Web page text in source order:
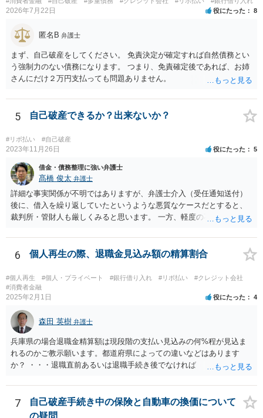
2026年7月22日 役にたった 8
匿名B 弁護士
まず、自己破産をしてください。 免責決定が確定すれば自然債務とい
う強制力のない債務になります。 つまり、免責確定後であれば、お姉
さんにだけ２万円支払っても問題ありません。
5 自己破産できるか？出来ないか？
#リボ払い #自己破産
2023年11月26日 役にたった 5
借金・債務整理に強い弁護士
髙橋 俊太 弁護士
詳細な事実関係が不明ではありますが、弁護士介入（受任通知送付）
後に、借入を繰り返していたというような悪質なケースだとすると、
裁判所・管財人も厳しくみると思います。 一方、軽度の不注意による
財人に対して反省の姿勢を示せば、不許可という結果にはならないと
思われます。
6 個人再生の際、退職金見込み額の精算割合
#個人再生 #個人・プライベート #銀行借り入れ #リボ払い
#クレジット会社
#消費者金融
2025年2月1日 役にたった 4
森田 英樹 弁護士
兵庫県の場合退職金精算額は現段階の支払い見込みの何%程が見込ま
れるのかご教示願います。都道府県によっての違いなどはあります
か？ ・・・退職直前あるいは退職手続き後でなければ １２・５％が
準でしょう。 また着手して頂いてから最短どのくらいで認可されるの
でしょうか？ ・・・受任通知を送付して 債権者からの債権調査票が
回答されるまで ２か月程度 その間に準備が進めば 直ちに申し立
7
自己破産手続き中の保険と自動車の換価について
の疑問